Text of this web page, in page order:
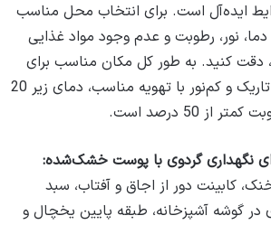
ایده‌آل است. برای انتخاب محل مناسب
دما، نور، رطوبت و عدم وجود مواد غذایی
دقت کنید. به طور کل مکان مناسب برای
نگهداری گردو، محیط تاریک و کم‌نور با تهویه مناسب، دمای زیر 20
50 درصد است.
نگهداری گردوی با پوست خشک‌شده:
کابینت دور از اجاق و آفتاب، سبد
در گوشه آشپزخانه، طبقه پایین یخچال و